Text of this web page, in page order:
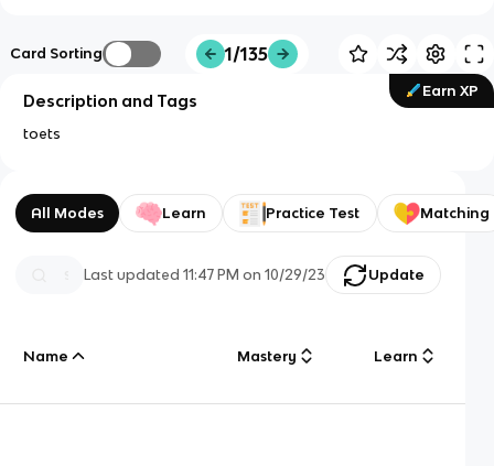
Card Sorting 1/135
Earn XP
Description and Tags
toets
All Modes Learn Practice Test Matching
Last updated11:47 PM on 10/29/23 Update
Name Mastery Learn